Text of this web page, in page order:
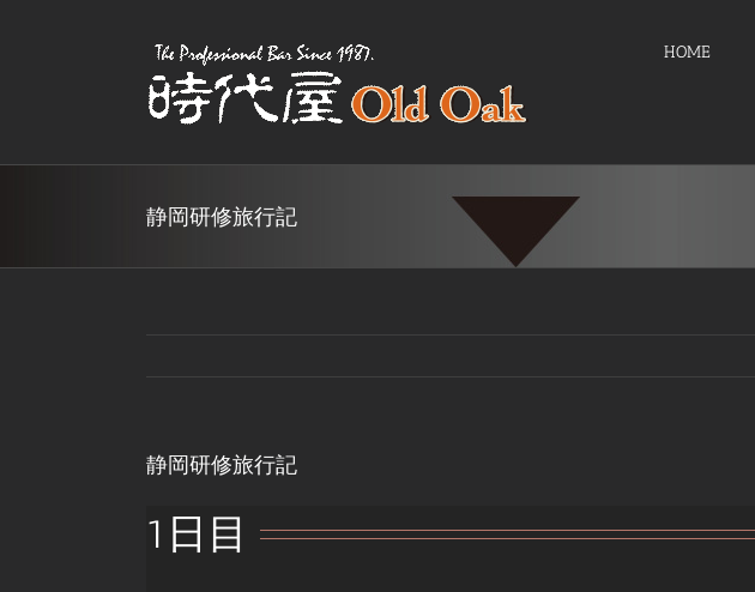
HOME
静岡研修旅行記
静岡研修旅行記
1日目